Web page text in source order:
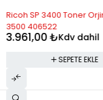
Ricoh SP 3400 Toner
3500 406522
3.961,00₺Kdv dahil
SEPETE EKLE